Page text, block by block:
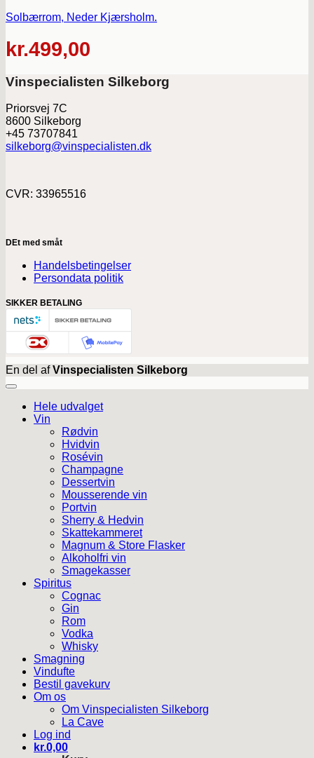
Solbærrom, Neder Kjærsholm.
kr.499,00
Vinspecialisten Silkeborg
Priorsvej 7C
8600 Silkeborg
+45 73707841
silkeborg@vinspecialisten.dk
CVR: 33965516
DEt med småt
Handelsbetingelser
Persondata politik
SIKKER BETALING
En del afVinspecialisten Silkeborg
Hele udvalget
Vin
Rødvin
Hvidvin
Rosévin
Champagne
Dessertvin
Mousserende vin
Portvin
Sherry & Hedvin
Skattekammeret
Magnum & Store Flasker
Alkoholfri vin
Smagekasser
Spiritus
Cognac
Gin
Rom
Vodka
Whisky
Smagning
Vindufte
Bestil gavekurv
Om os
Om Vinspecialisten Silkeborg
La Cave
Log ind
kr.0,00